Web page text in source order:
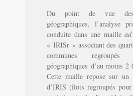
Du point de vue des
géographiques, l’analyse
conduite dans une maille
« IRISr » associant des
communes
géographiques d’au moins 2
Cette maille repose sur un
d’IRIS (îlots regroupés